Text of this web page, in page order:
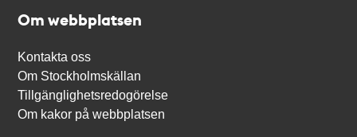
Om webbplatsen
Kontakta oss
Om Stockholmskällan
Tillgänglighetsredogörelse
Om kakor på webbplatsen